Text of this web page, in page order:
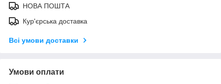
НОВА ПОШТА
Кур'єрська доставка
Всі умови доставки
Умови оплати